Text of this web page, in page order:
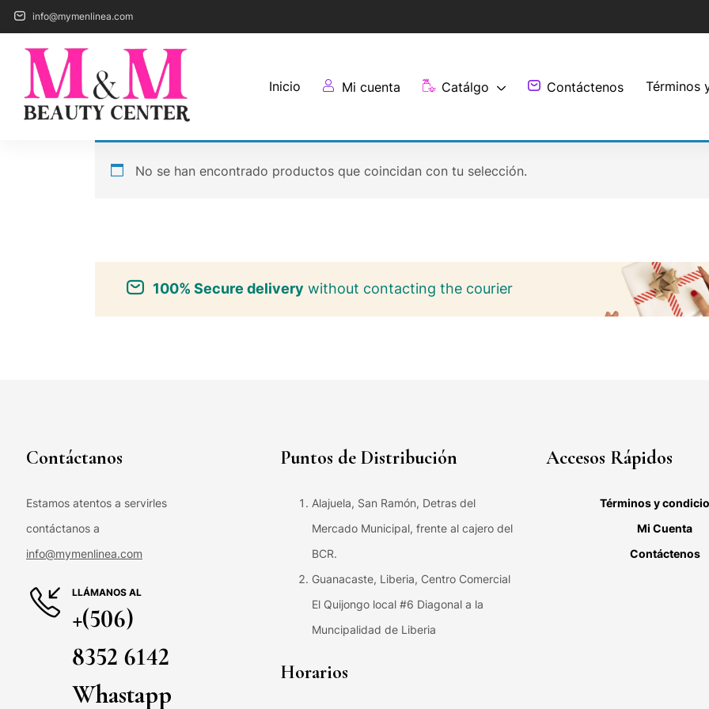
info@mymenlinea.com
Inicio Mi cuenta Catálgo Contáctenos Términos
No se han encontrado productos que coincidan con tu selección.
100% Secure delivery without contacting the courier
Contáctanos
Estamos atentos a servirles
contáctanos a
info@mymenlinea.com
LLÁMANOS AL
+(506)
8352 6142
Whastapp
Puntos de Distribución
Alajuela, San Ramón, Detras del
Mercado Municipal, frente al cajero del
BCR.
Guanacaste, Liberia, Centro Comercial
El Quijongo local #6 Diagonal a la
Muncipalidad de Liberia
Horarios
Accesos Rápidos
Términos y
Mi Cuenta
Contáctenos